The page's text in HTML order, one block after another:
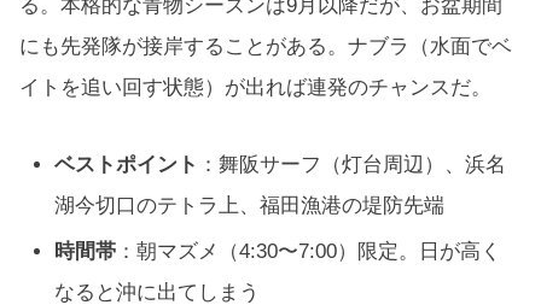
る。本格的な青物シーズンは9月以降だが、お盆期間
にも先発隊が接岸することがある。ナブラ（水面でベ
イトを追い回す状態）が出れば連発のチャンスだ。
ベストポイント ：舞阪サーフ（灯台周辺）、浜名
湖今切口のテトラ上、福田漁港の堤防先端
時間帯 ：朝マズメ（4:30〜7:00）限定。日が高く
なると沖に出てしまう